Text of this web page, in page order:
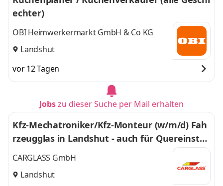
echter)
OBI Heimwerkermarkt GmbH & Co KG
Landshut
vor 12 Tagen
Jobszu dieser Suche per Mail erhalten
Kfz-Mechatroniker/Kfz-Monteur (w/m/d) Fah
rzeugglas in Landshut - auch für Quereinstei
ger - 357
CARGLASS GmbH
Landshut